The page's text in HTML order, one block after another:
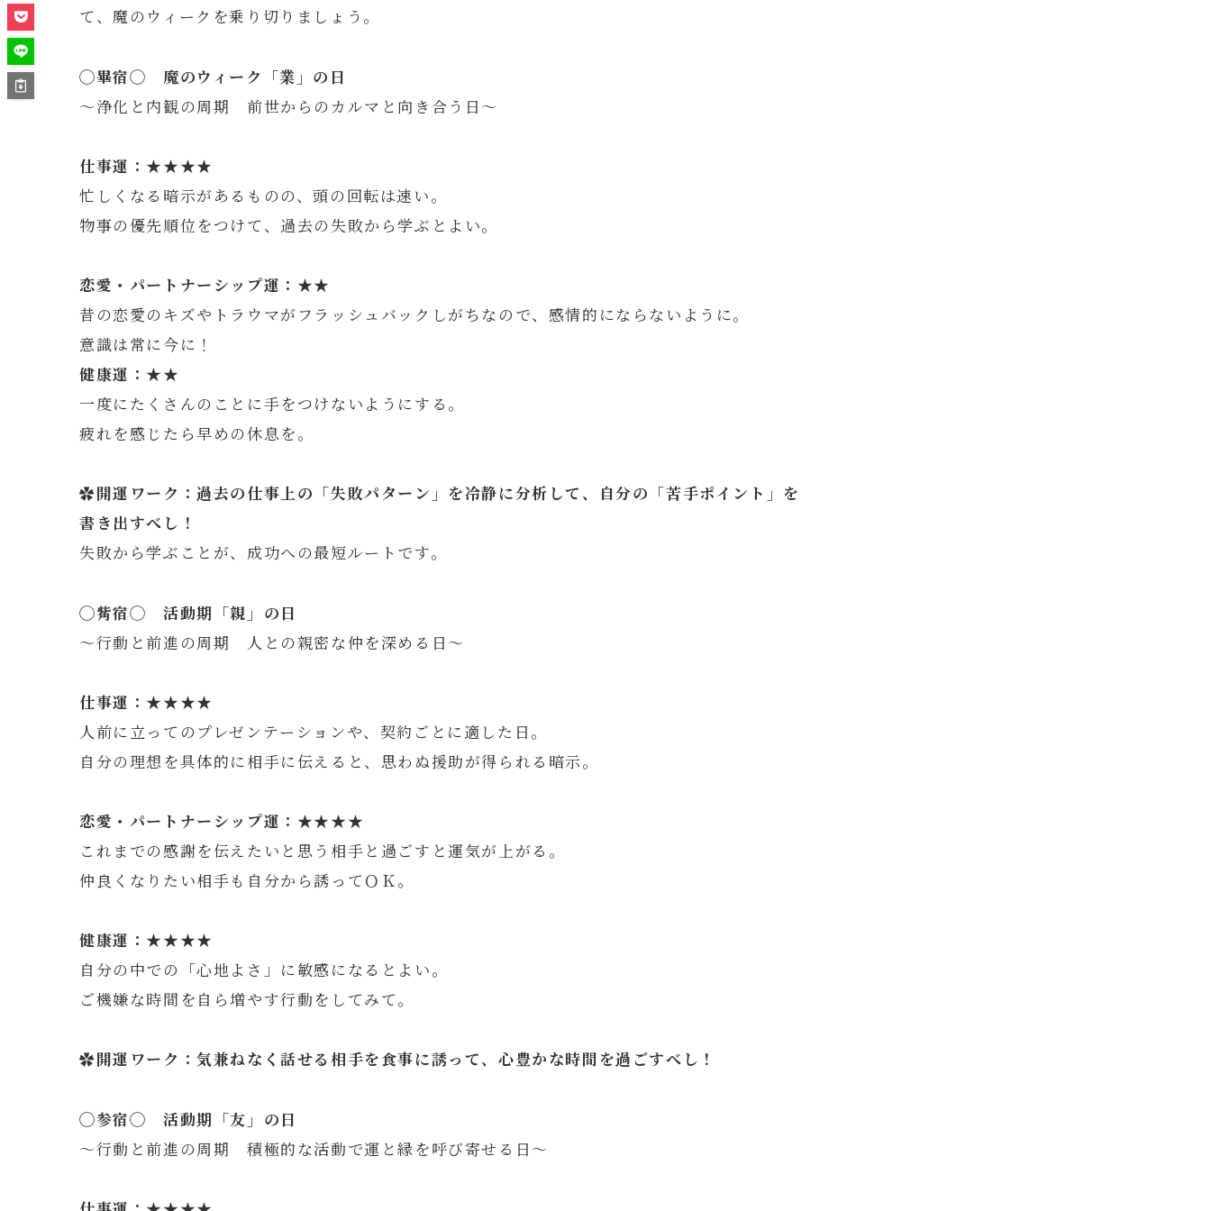
て、魔のウィークを乗り切りましょう。
◯畢宿◯ 魔のウィーク「業」の日
～浄化と内観の周期 前世からのカルマと向き合う日～
仕事運：★★★★
忙しくなる暗示があるものの、頭の回転は速い。
物事の優先順位をつけて、過去の失敗から学ぶとよい。
恋愛・パートナーシップ運：★★
昔の恋愛のキズやトラウマがフラッシュバックしがちなので、感情的にならないように。
意識は常に今に！
健康運：★★
一度にたくさんのことに手をつけないようにする。
疲れを感じたら早めの休息を。
✿開運ワーク：過去の仕事上の「失敗パターン」を冷静に分析して、自分の「苦手ポイント」を
書き出すべし！
失敗から学ぶことが、成功への最短ルートです。
◯觜宿◯ 活動期「親」の日
～行動と前進の周期 人との親密な仲を深める日～
仕事運：★★★★
人前に立ってのプレゼンテーションや、契約ごとに適した日。
自分の理想を具体的に相手に伝えると、思わぬ援助が得られる暗示。
恋愛・パートナーシップ運：★★★★
これまでの感謝を伝えたいと思う相手と過ごすと運気が上がる。
仲良くなりたい相手も自分から誘ってＯＫ。
健康運：★★★★
自分の中での「心地よさ」に敏感になるとよい。
ご機嫌な時間を自ら増やす行動をしてみて。
✿開運ワーク：気兼ねなく話せる相手を食事に誘って、心豊かな時間を過ごすべし！
◯参宿◯ 活動期「友」の日
～行動と前進の周期 積極的な活動で運と縁を呼び寄せる日～